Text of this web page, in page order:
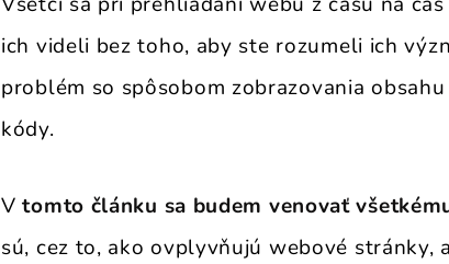
ich videli bez toho, aby ste rozumeli ich
problém so spôsobom zobrazovania
kódy.
Vtomto článku sa budem venovať
sú, cez to, ako ovplyvňujú webové stránky,